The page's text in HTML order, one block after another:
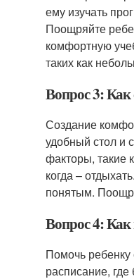
ему изучать
Поощряйте
комфортную
таких как
Вопрос 3: Как
Создание
удобный стол и
факторы, такие
когда –
понятым.
Вопрос 4: Как
Помочь ребенку
расписание,